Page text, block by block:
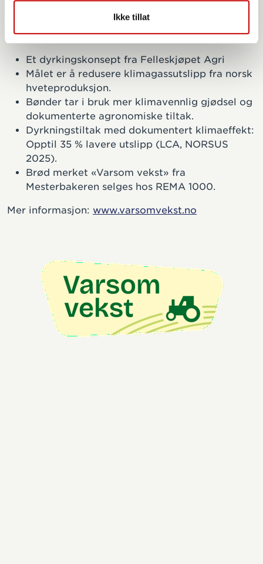
Ikke tillat
Dette er Varsom vekst
Et dyrkingskonsept fra Felleskjøpet Agri
Målet er å redusere klimagassutslipp fra norsk
hveteproduksjon.
Bønder tar i bruk mer klimavennlig gjødsel og
dokumenterte agronomiske tiltak.
Dyrkningstiltak med dokumentert klimaeffekt:
Opptil 35 % lavere utslipp (LCA, NORSUS
2025).
Brød merket «Varsom vekst» fra
Mesterbakeren selges hos REMA 1000.
Mer informasjon: www.varsomvekst.no